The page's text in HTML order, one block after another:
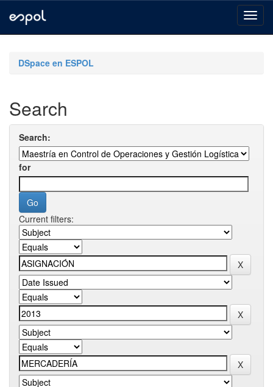
navigationDSpace en ESPOL
Search
Search:
for
Current filters: